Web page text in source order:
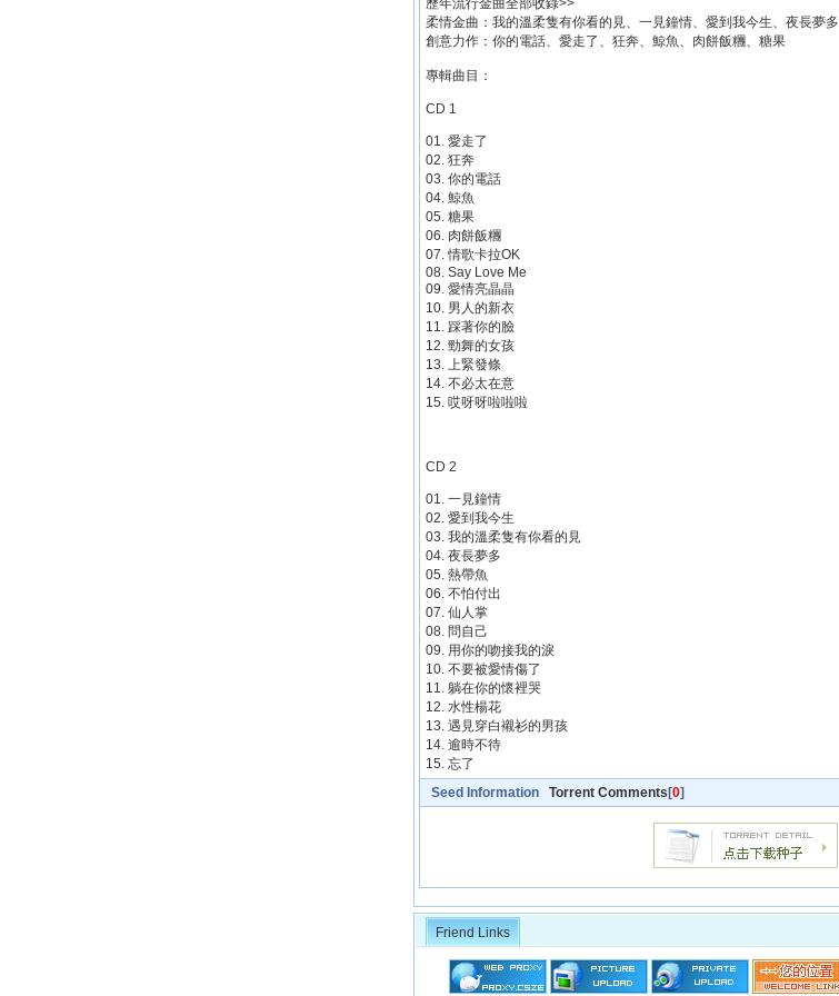
歷年流行金曲全部收錄>>
柔情金曲：我的溫柔隻有你看的見、一見鐘情、愛到我今生、夜長夢多
創意力作：你的電話、愛走了、狂奔、鯨魚、肉餅飯糰、糖果
專輯曲目：
CD 1
01. 愛走了
02. 狂奔
03. 你的電話
04. 鯨魚
05. 糖果
06. 肉餅飯糰
07. 情歌卡拉OK
08. Say Love Me
09. 愛情亮晶晶
10. 男人的新衣
11. 踩著你的臉
12. 勁舞的女孩
13. 上緊發條
14. 不必太在意
15. 哎呀呀啦啦啦
CD 2
01. 一見鐘情
02. 愛到我今生
03. 我的溫柔隻有你看的見
04. 夜長夢多
05. 熱帶魚
06. 不怕付出
07. 仙人掌
08. 問自己
09. 用你的吻接我的淚
10. 不要被愛情傷了
11. 躺在你的懷裡哭
12. 水性楊花
13. 遇見穿白襯衫的男孩
14. 逾時不待
15. 忘了
Seed Information Torrent Comments [0]
Friend Links